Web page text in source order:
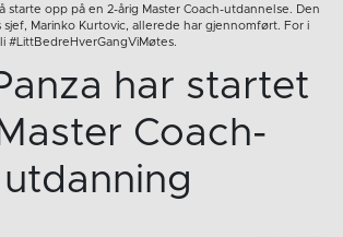
starte opp på en 2-årig Master Coach-utdannelse. Den
Marinko Kurtovic, allerede har gjennomført. For i
#LittBedreHverGangViMøtes.
har startet
Coach-
utdanning